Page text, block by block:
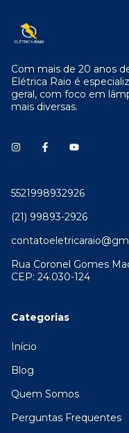
Com mais de 20 anos
Elétrica Raio é
geral, com foco em
mais diversas.
5521998932926
(21) 99893-2926
Rua Coronel Gomes
CEP: 24.030-124
Categorias
Início
Blog
Quem Somos
Perguntas Frequentes